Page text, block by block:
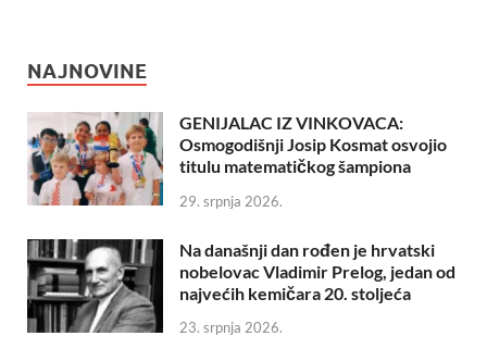
NAJNOVINE
GENIJALAC IZ VINKOVACA:
Osmogodišnji Josip Kosmat osvojio
titulu matematičkog šampiona
29. srpnja 2026.
Na današnji dan rođen je hrvatski
nobelovac Vladimir Prelog, jedan od
najvećih kemičara 20. stoljeća
23. srpnja 2026.